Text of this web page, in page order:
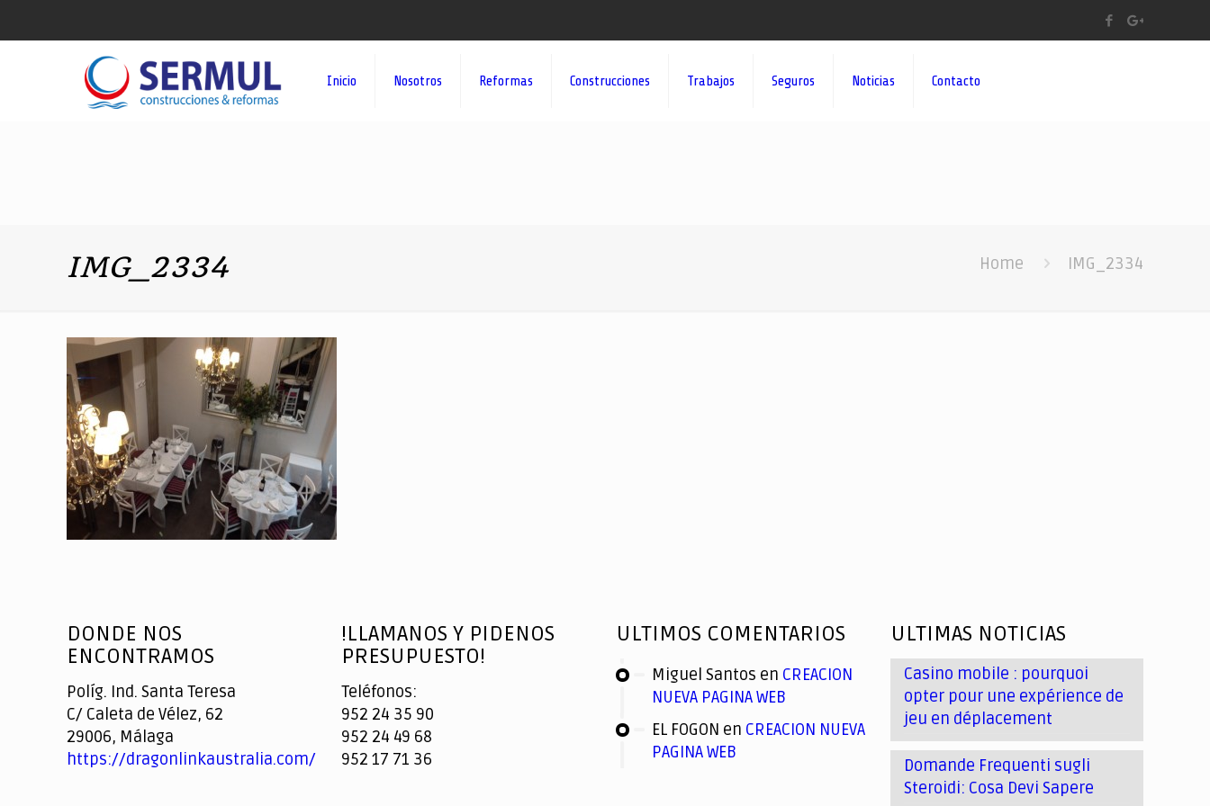
Inicio Nosotros Reformas Construcciones Trabajos Seguros Noticias Contacto
IMG_2334 Home IMG_2334
DONDE NOS
ENCONTRAMOS
Políg. Ind. Santa Teresa
C/ Caleta de Vélez, 62
29006, Málaga
https://dragonlinkaustralia.com/
!LLAMANOS Y PIDENOS
PRESUPUESTO!
Teléfonos:
952 24 35 90
952 24 49 68
952 17 71 36
ULTIMOS COMENTARIOS
Miguel Santos en CREACION
NUEVA PAGINA WEB
EL FOGON en CREACION NUEVA
PAGINA WEB
ULTIMAS NOTICIAS
Casino mobile : pourquoi
opter pour une expérience de
jeu en déplacement
Domande Frequenti sugli
Steroidi: Cosa Devi Sapere